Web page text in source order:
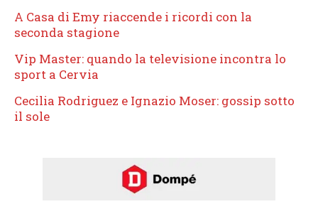
A Casa di Emy riaccende i ricordi con la
seconda stagione
Vip Master: quando la televisione incontra lo
sport a Cervia
Cecilia Rodriguez e Ignazio Moser: gossip sotto
il sole